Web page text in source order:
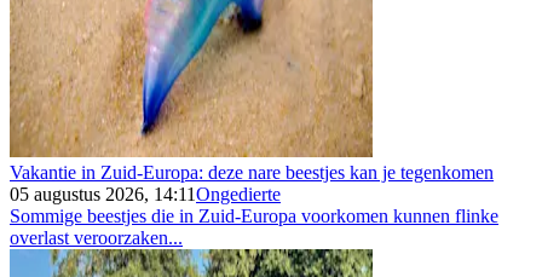
Vakantie in Zuid-Europa: deze nare beestjes kan je tegenkomen
05 augustus 2026, 14:11Ongedierte
Sommige beestjes die in Zuid-Europa voorkomen kunnen flinke
overlast veroorzaken...